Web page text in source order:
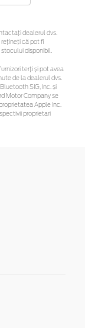
dealerul dvs.
rețineți că pot fi
disponibil.
terți și pot avea
de la dealerul dvs.
SIG, Inc. și
Motor Company se
Apple Inc.
proprietari